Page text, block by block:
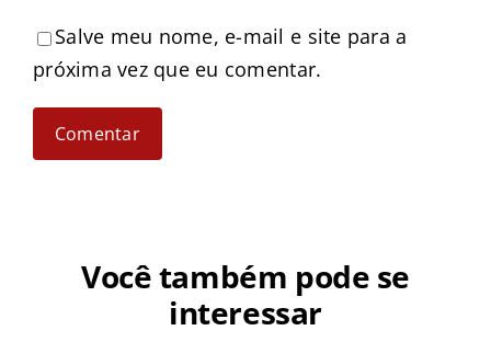
Salve meu nome, e-mail e site para a
próxima vez que eu comentar.
Você também pode se
interessar